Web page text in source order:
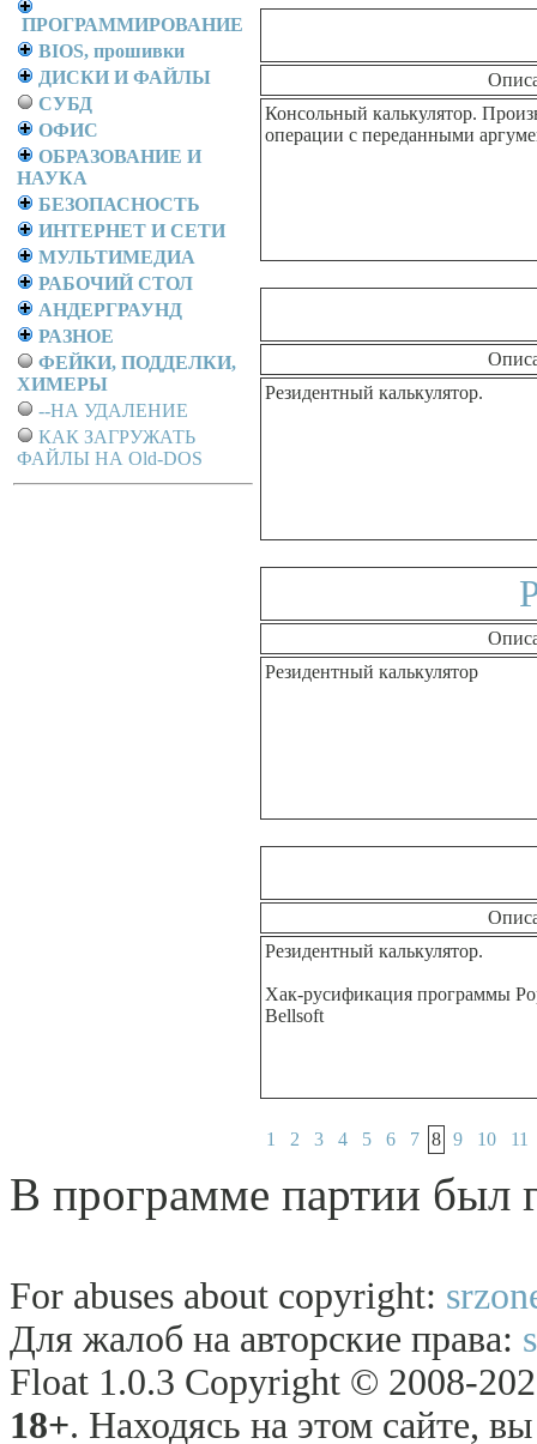
ПРОГРАММИРОВАНИЕ
BIOS, прошивки
ДИСКИ И ФАЙЛЫ
СУБД
ОФИС
ОБРАЗОВАНИЕ И
НАУКА
БЕЗОПАСНОСТЬ
ИНТЕРНЕТ И СЕТИ
МУЛЬТИМЕДИА
РАБОЧИЙ СТОЛ
АНДЕРГРАУНД
РАЗНОЕ
ФЕЙКИ, ПОДДЕЛКИ,
ХИМЕРЫ
--НА УДАЛЕНИЕ
КАК ЗАГРУЖАТЬ
ФАЙЛЫ НА Old-DOS
Консольный калькулятор.
операции с переданными
Резидентный калькулятор.
Резидентный калькулятор
Резидентный калькулятор.
Хак-русификация программы
Bellsoft
1 2 3 4 5 6 7 8 9 10 11
В программе партии был
For abuses about copyright:
Для жалоб на авторские права:
Float 1.0.3 Copyright © 2008-
18+. Находясь на этом сайте,